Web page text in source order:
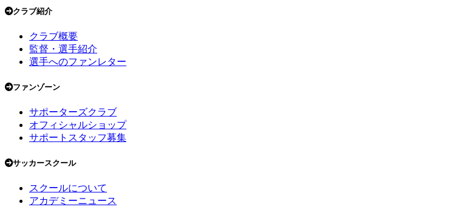
クラブ紹介
クラブ概要
監督・選手紹介
選手へのファンレター
ファンゾーン
サポーターズクラブ
オフィシャルショップ
サポートスタッフ募集
サッカースクール
スクールについて
アカデミーニュース